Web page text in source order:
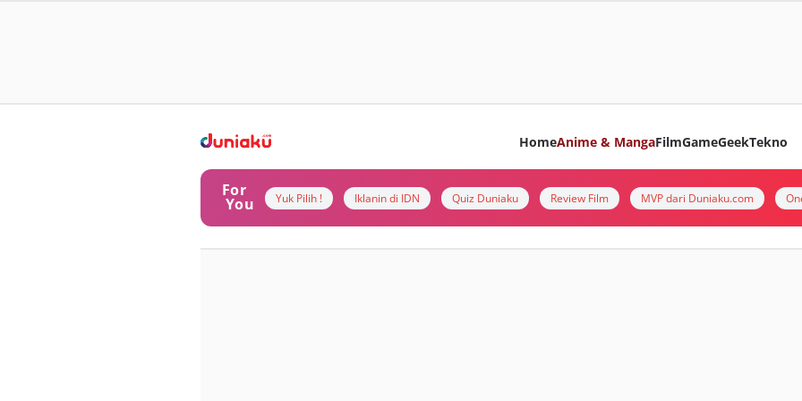
HomeAnime & MangaFilmGameGeekTekno
For
You Yuk Pilih ! Iklanin di IDN Quiz Duniaku Review Film MVP dari Duniaku.com